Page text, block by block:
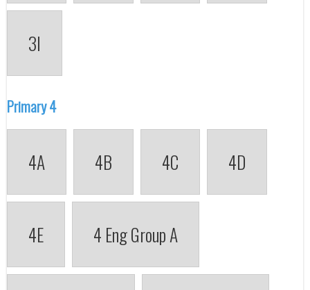
3I
Primary 4
4A 4B 4C 4D
4E 4 Eng Group A